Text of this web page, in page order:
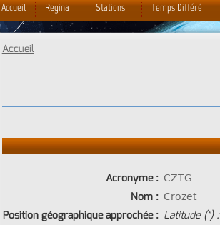
Accueil
Acronyme : CZTG
Nom : Crozet
Position géographique approchée : Latitude (°) :
Accueil Regina Stations Temps Différé